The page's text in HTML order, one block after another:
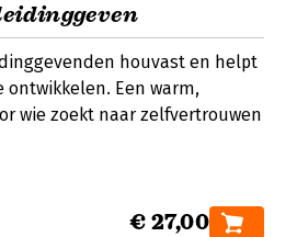
houvast en helpt
Een warm,
wie zoekt naar zelfvertrouwen
€ 27,00